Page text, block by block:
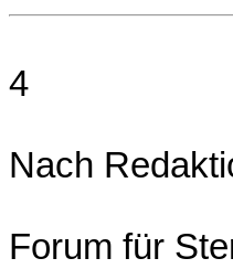
4
Nach
Forum für